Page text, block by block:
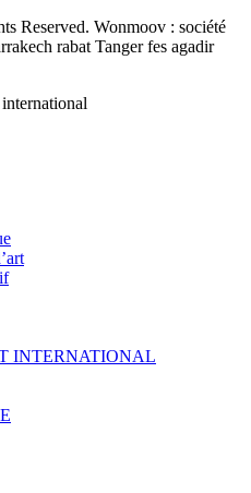
Reserved. Wonmoov : société
rabat Tanger fes agadir
INTERNATIONAL